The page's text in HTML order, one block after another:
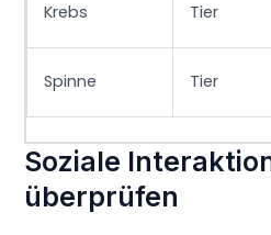
Krebs Tier
Spinne Tier
Soziale
überprüfen